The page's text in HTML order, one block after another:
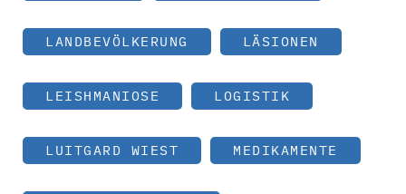
LANDBEVÖLKERUNG LÄSIONEN
LEISHMANIOSE LOGISTIK
LUITGARD WIEST MEDIKAMENTE